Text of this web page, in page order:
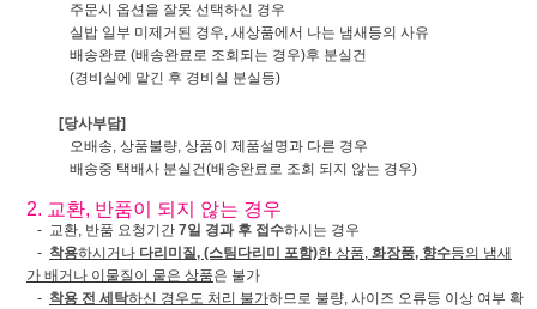
주문시 옵션을 잘못 선택하신 경우
실밥 일부 미제거된 경우, 새상품에서 나는 냄새등의 사유
배송완료 (배송완료로 조회되는 경우)후 분실건
(경비실에 맡긴 후 경비실 분실등)
[당사부담]
오배송, 상품불량, 상품이 제품설명과 다른 경우
배송중 택배사 분실건(배송완료로 조회 되지 않는 경우)
2. 교환, 반품이 되지 않는 경우
- 교환, 반품 요청기간 7일 경과 후 접수하시는 경우
- 착용하시거나 다리미질, (스팀다리미 포함)한 상품, 화장품, 향수등의 냄새
가 배거나 이물질이 뭍은 상품은 불가
- 착용 전 세탁하신 경우도 처리 불가하므로 불량, 사이즈 오류등 이상 여부 확